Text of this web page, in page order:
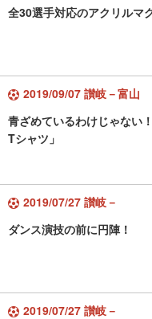
全30選手対応のアクリルマ
2019/09/07 讃岐－富山
青ざめているわけじゃない
Tシャツ」
2019/07/27 讃岐－
ダンス演技の前に円陣！
2019/07/27 讃岐－